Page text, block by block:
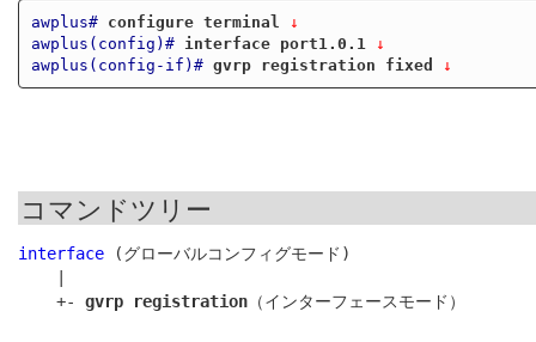
awplus# configure terminal
↓
awplus(config)#
interface port1.0.1
↓
awplus(config-if)# gvrp registration fixed ↓
コマンドツリー
interface (グローバルコンフィグモード)
    +-
gvrp registration